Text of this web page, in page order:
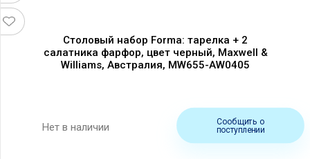
Столовый набор Forma: тарелка + 2
салатника фарфор, цвет черный, Maxwell &
Williams, Австралия, MW655-AW0405
Нет в наличии
Сообщить о
поступлении